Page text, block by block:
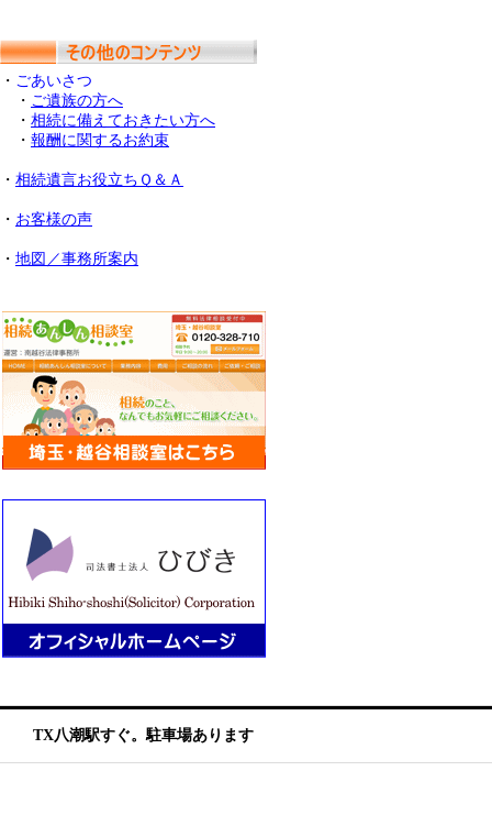
・ ごあいさつ
・ ご遺族の方へ
・ 相続に備えておきたい方へ
・ 報酬に関するお約束
・ 相続遺言お役立ちＱ＆Ａ
・ お客様の声
・ 地図／事務所案内
TX八潮駅すぐ。駐車場あります